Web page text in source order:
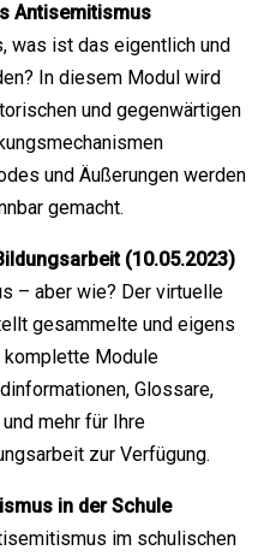
Antisemitismus
was ist das eigentlich und
In diesem Modul wird
und gegenwärtigen
und Äußerungen werden
gemacht.
(10.05.2023)
– aber wie? Der virtuelle
gesammelte und eigens
Module
Glossare,
mehr für Ihre
zur Verfügung.
in der Schule
im schulischen